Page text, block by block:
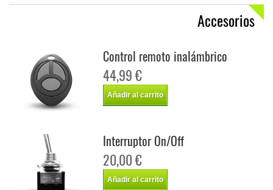
Accesorios
Control remoto inalámbrico
44,99 €
Añadir al carrito
Interruptor On/Off
20,00 €
Añadir al carrito